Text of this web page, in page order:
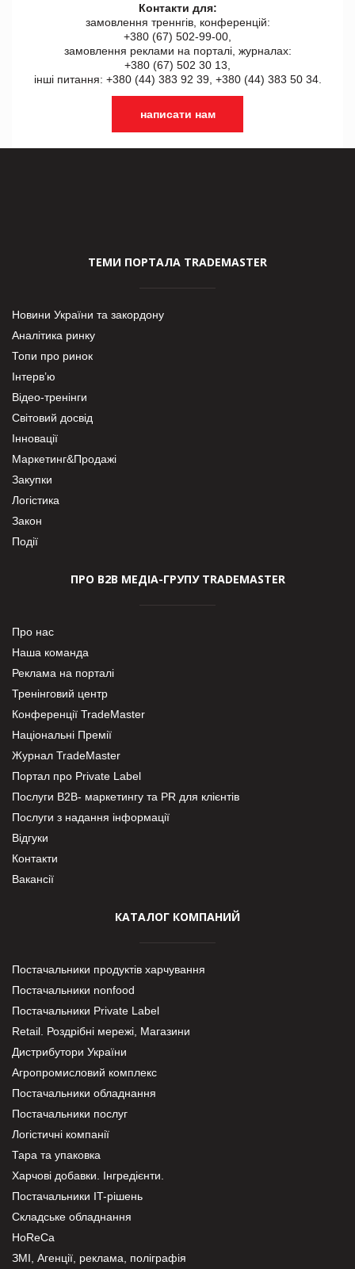
Контакти для:
замовлення треннгів, конференцій:
+380 (67) 502-99-00,
замовлення реклами на порталі, журналах:
+380 (67) 502 30 13,
інші питання: +380 (44) 383 92 39, +380 (44) 383 50 34.
написати нам
ТЕМИ ПОРТАЛА TRADEMASTER
Новини України та закордону
Аналітика ринку
Топи про ринок
Інтерв’ю
Відео-тренінги
Світовий досвід
Інновації
Маркетинг&Продажі
Закупки
Логістика
Закон
Події
ПРО В2В МЕДІА-ГРУПУ TRADEMASTER
Про нас
Наша команда
Реклама на порталі
Тренінговий центр
Конференції TradeMaster
Національні Премії
Журнал TradeMaster
Портал про Private Label
Послуги В2В- маркетингу та PR для клієнтів
Послуги з надання інформації
Відгуки
Контакти
Вакансії
КАТАЛОГ КОМПАНИЙ
Постачальники продуктів харчування
Постачальники nonfood
Постачальники Private Label
Retail. Роздрібні мережі, Магазини
Дистрибутори України
Агропромисловий комплекс
Постачальники обладнання
Постачальники послуг
Логістичні компанії
Тара та упаковка
Харчові добавки. Інгредієнти.
Постачальники IT-рішень
Складське обладнання
HoReCa
ЗМІ, Агенції, реклама, поліграфія